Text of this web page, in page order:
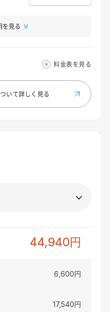
を見る
料金表を見る
いて詳しく見る
44,940円
6,600円
17,540円